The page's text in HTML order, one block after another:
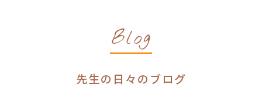
Blog
先生の日々のブログ